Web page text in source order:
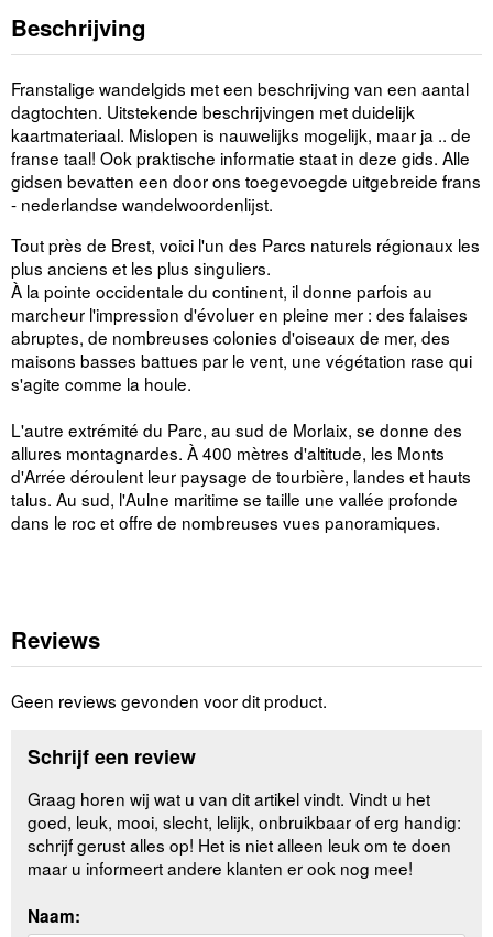
Beschrijving
Franstalige wandelgids met een beschrijving van een aantal
dagtochten. Uitstekende beschrijvingen met duidelijk
kaartmateriaal. Mislopen is nauwelijks mogelijk, maar ja .. de
franse taal! Ook praktische informatie staat in deze gids. Alle
gidsen bevatten een door ons toegevoegde uitgebreide frans
- nederlandse wandelwoordenlijst.
Tout près de Brest, voici l'un des Parcs naturels régionaux les
plus anciens et les plus singuliers.
À la pointe occidentale du continent, il donne parfois au
marcheur l'impression d'évoluer en pleine mer : des falaises
abruptes, de nombreuses colonies d'oiseaux de mer, des
maisons basses battues par le vent, une végétation rase qui
s'agite comme la houle.
L'autre extrémité du Parc, au sud de Morlaix, se donne des
allures montagnardes. À 400 mètres d'altitude, les Monts
d'Arrée déroulent leur paysage de tourbière, landes et hauts
talus. Au sud, l'Aulne maritime se taille une vallée profonde
dans le roc et offre de nombreuses vues panoramiques.
Reviews
Geen reviews gevonden voor dit product.
Schrijf een review
Graag horen wij wat u van dit artikel vindt. Vindt u het
goed, leuk, mooi, slecht, lelijk, onbruikbaar of erg handig:
schrijf gerust alles op! Het is niet alleen leuk om te doen
maar u informeert andere klanten er ook nog mee!
Naam: